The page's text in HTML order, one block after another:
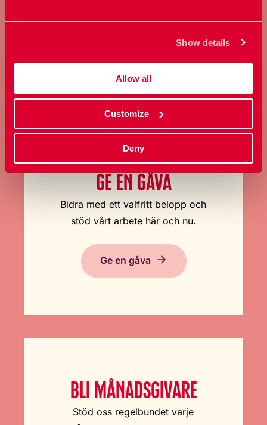
Show details
Allow all
Customize
Deny
GE EN GÅVA
Bidra med ett valfritt belopp och
stöd vårt arbete här och nu.
Ge en gåva
BLI MÅNADSGIVARE
Stöd oss regelbundet varje